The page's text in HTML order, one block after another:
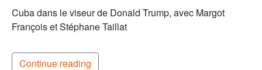
Cuba dans le viseur de Donald Trump, avec Margot
François et Stéphane Taillat
Continue reading